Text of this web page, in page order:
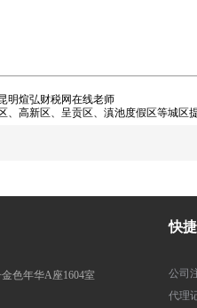
明煊弘财税网在线老师
新区、呈贡区、滇池度假区等城区提
色年华A座1604室
快
公司
代理